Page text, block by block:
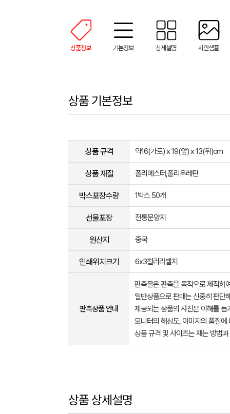
상품정보 기본정보 상세설명 시안샘플
상품 기본정보
상품 규격 약16(가로) x 19(앞) x 13(뒤)cm
상품 재질 폴리에스터,폴리우레탄
박스포장수량 1박스 50개
선물포장 전통문양지
원산지 중국
인쇄위치크기 6x3컬러라벨지
판촉상품 안내
판촉물은 판촉을 목적으로 제작하
일반상품으로 판매는 신중히 판단
제공되는 상품의 사진은 이해를
모니터의 해상도, 이미지의 품질
상품 규격 및 사이즈는 재는 방법
상품 상세설명